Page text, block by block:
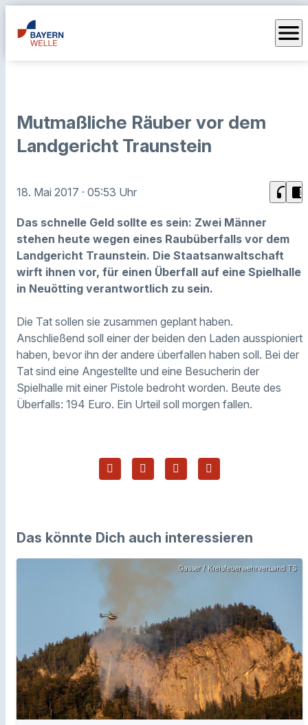
menu
Mutmaßliche Räuber vor dem
Landgericht Traunstein
18. Mai 2017 · 05:53 Uhr headphones chrome_reader_mode
Das schnelle Geld sollte es sein: Zwei Männer
stehen heute wegen eines Raubüberfalls vor dem
Landgericht Traunstein. Die Staatsanwaltschaft
wirft ihnen vor, für einen Überfall auf eine Spielhalle
in Neuötting verantwortlich zu sein.
Die Tat sollen sie zusammen geplant haben.
Anschließend soll einer der beiden den Laden ausspioniert
haben, bevor ihn der andere überfallen haben soll. Bei der
Tat sind eine Angestellte und eine Besucherin der
Spielhalle mit einer Pistole bedroht worden. Beute des
Überfalls: 194 Euro. Ein Urteil soll morgen fallen.
Das könnte Dich auch interessieren
Gasser / Kreisfeuerwehrverband TS